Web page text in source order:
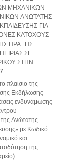
ΜΗΧΑΝΙΚΩΝ
ΑΝΩΤΑΤΗΣ
ΓΙΑ
ΚΑΤΟΧΟΥΣ
ΠΡΑΞΗΣ
ΣΕ
ΣΤΗΝ
πλαίσιο της
Εκδήλωσης
ενδυνάμωσης
Ανώτατης
με Κωδικό
και
της